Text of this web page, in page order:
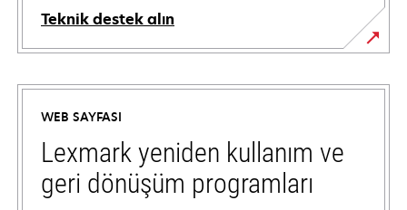
Teknik destek alın
opens
in
new
tab
WEB SAYFASI
Lexmark yeniden kullanım ve
geri dönüşüm programları